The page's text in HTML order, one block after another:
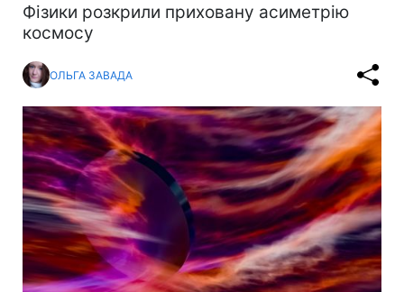
Фізики розкрили приховану асиметрію
космосу
ОЛЬГА ЗАВАДА